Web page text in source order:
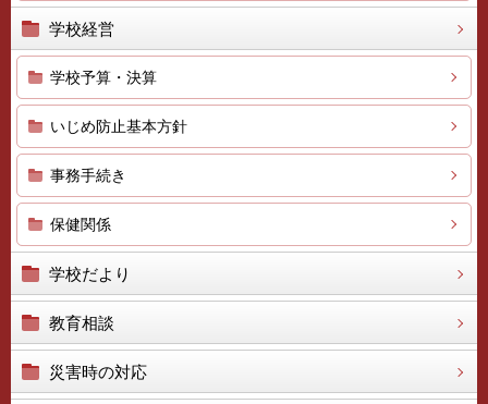
学校経営
学校予算・決算
いじめ防止基本方針
事務手続き
保健関係
学校だより
教育相談
災害時の対応